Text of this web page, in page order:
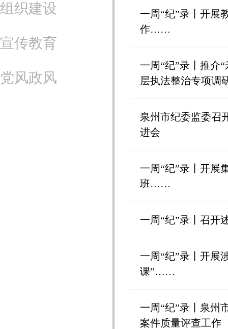
组织建设
宣传教育
党风政风
一周“纪”录丨开展
作……
一周“纪”录丨推介
层执法整治专项
泉州市纪委监委召
进会
一周“纪”录丨开展
班……
一周“纪”录丨召
一周“纪”录丨开展
课”……
一周“纪”录丨泉州
案件质量评查工作